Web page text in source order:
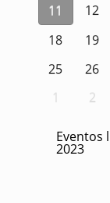
11
12
18
19
25
26
1
2
Eventos
2023